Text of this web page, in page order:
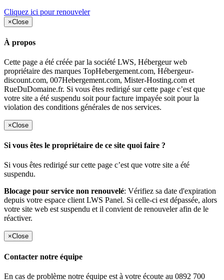
Cliquez ici pour renouveler
×Close
À propos
Cette page a été créée par la société LWS, Hébergeur web
propriétaire des marques TopHebergement.com, Hébergeur-
discount.com, 007Hebergement.com, Mister-Hosting.com et
RueDuDomaine.fr. Si vous êtes redirigé sur cette page c’est que
votre site a été suspendu soit pour facture impayée soit pour la
violation des conditions générales de nos services.
×Close
Si vous êtes le propriétaire de ce site quoi faire ?
Si vous êtes redirigé sur cette page c’est que votre site a été
suspendu.
Blocage pour service non renouvelé: Vérifiez sa date d'expiration
depuis votre espace client LWS Panel. Si celle-ci est dépassée, alors
votre site web est suspendu et il convient de renouveler afin de le
réactiver.
×Close
Contacter notre équipe
En cas de problème notre équipe est à votre écoute au 0892 700